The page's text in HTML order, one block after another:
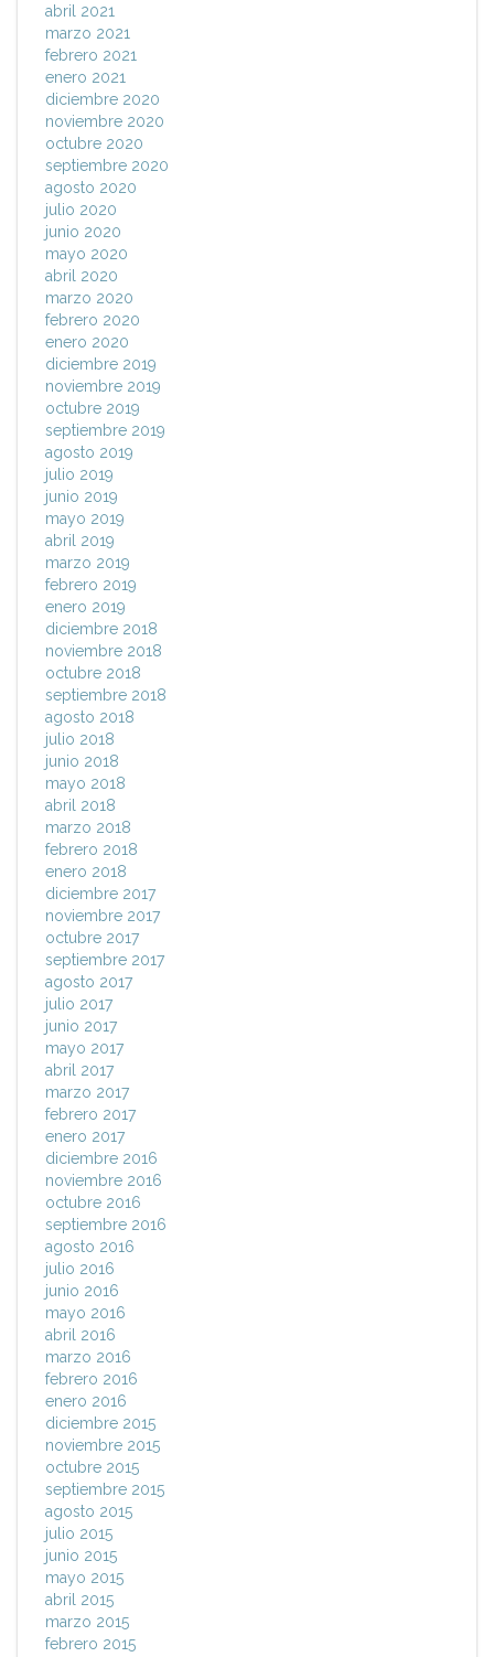
abril 2021
marzo 2021
febrero 2021
enero 2021
diciembre 2020
noviembre 2020
octubre 2020
septiembre 2020
agosto 2020
julio 2020
junio 2020
mayo 2020
abril 2020
marzo 2020
febrero 2020
enero 2020
diciembre 2019
noviembre 2019
octubre 2019
septiembre 2019
agosto 2019
julio 2019
junio 2019
mayo 2019
abril 2019
marzo 2019
febrero 2019
enero 2019
diciembre 2018
noviembre 2018
octubre 2018
septiembre 2018
agosto 2018
julio 2018
junio 2018
mayo 2018
abril 2018
marzo 2018
febrero 2018
enero 2018
diciembre 2017
noviembre 2017
octubre 2017
septiembre 2017
agosto 2017
julio 2017
junio 2017
mayo 2017
abril 2017
marzo 2017
febrero 2017
enero 2017
diciembre 2016
noviembre 2016
octubre 2016
septiembre 2016
agosto 2016
julio 2016
junio 2016
mayo 2016
abril 2016
marzo 2016
febrero 2016
enero 2016
diciembre 2015
noviembre 2015
octubre 2015
septiembre 2015
agosto 2015
julio 2015
junio 2015
mayo 2015
abril 2015
marzo 2015
febrero 2015